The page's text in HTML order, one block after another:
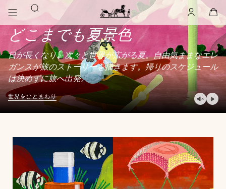
イ
コ
ン
テ
ン
ツ
を
見
に
行
く
品
索
ペ
ー
ジ
に
行
く
ー
ム
Hermès
Paris
検
す
る
ア
ウ
ン
オ
ラ
イ
カ
ー
ト
空
ビ
デ
オ
を
ビ
デ
オ
を
停
止
す
どこまでも夏景色
日が長くなり、次々と世界が広がる夏。自由気ままなエレ
ガンスが旅のストーリーを描きます。帰りのスケジュール
は決めずに旅へ出発。
世界をひとまわり